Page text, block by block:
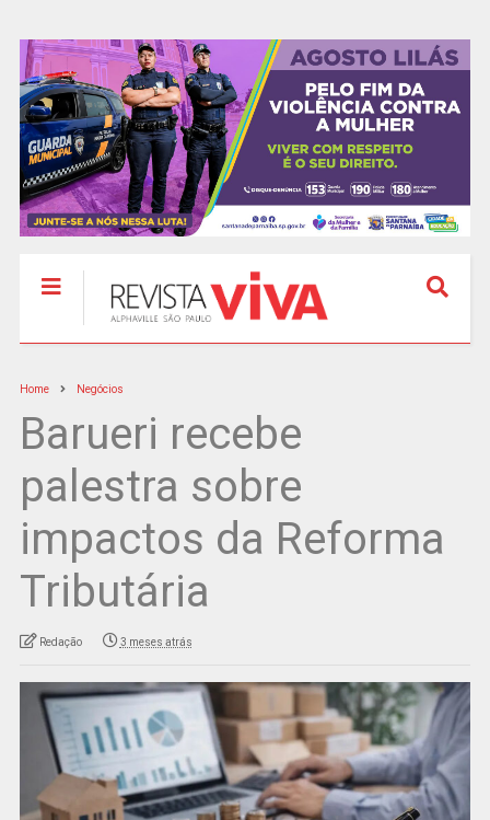
Home Negócios
Barueri recebe
palestra sobre
impactos da Reforma
Tributária
Redação 3 meses atrás